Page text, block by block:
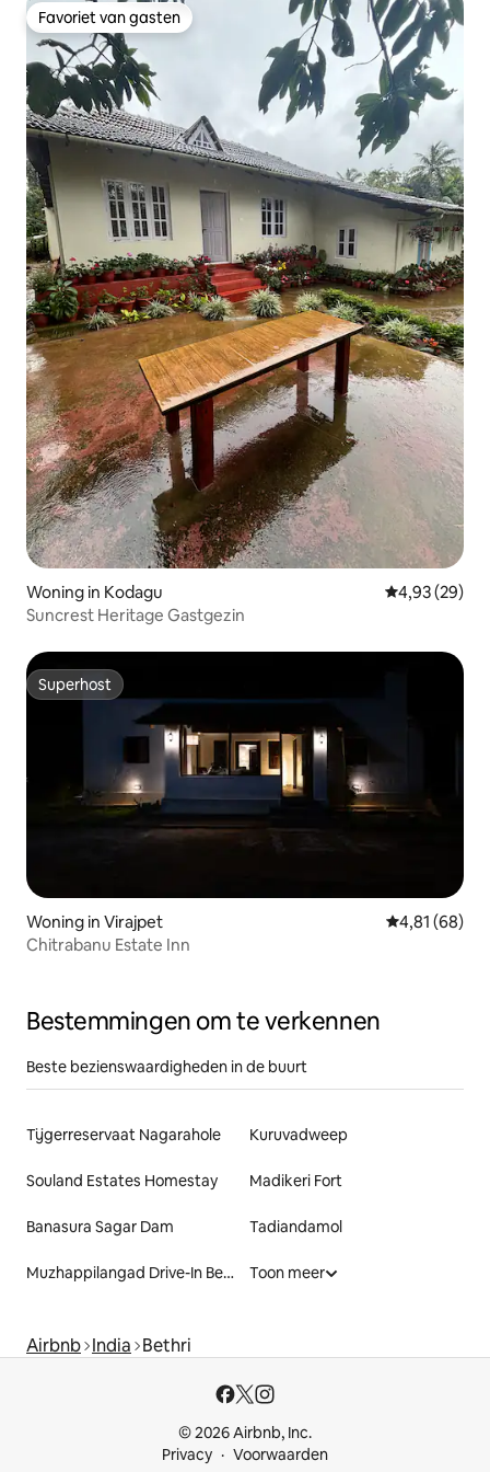
Favoriet van gasten
Favoriet van gasten
Woning in Kodagu Gemiddelde
4,93 (29)
Suncrest Heritage Gastgezin
Superhost
Superhost
Woning in Virajpet Gemiddelde
4,81 (68)
Chitrabanu Estate Inn
Bestemmingen om te verkennen
Beste bezienswaardigheden in de buurt
Tijgerreservaat Nagarahole Kuruvadweep
Souland Estates Homestay Madikeri Fort
Banasura Sagar Dam Tadiandamol
Muzhappilangad Drive-In Beach Toon meer
Airbnb India Bethri
© 2026 Airbnb, Inc.
Privacy
Voorwaarden